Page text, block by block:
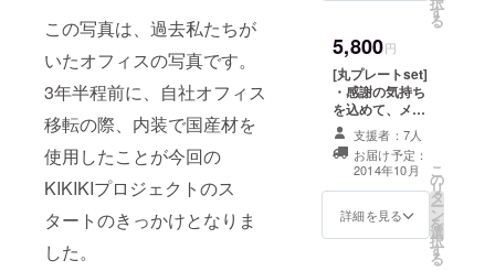
この写真は、過去私たちが
いたオフィスの写真です。
3年半程前に、自社オフィス
移転の際、内装で国産材を
使用したことが今回の
KIKIKIプロジェクトのス
タートのきっかけとなりま
した。
す
る
5,800円
[丸プレートset]
・感謝の気持ち
を込めて、メッ
セージをお送り
致します。 ・ヒ
ノキの丸プレー
ト、大1枚、小2
枚の1set送付
支援者：7人
お届け予定：
2014年10月
詳細を見る
こ
の
リ
タ
ー
ン
を
選
択
す
る